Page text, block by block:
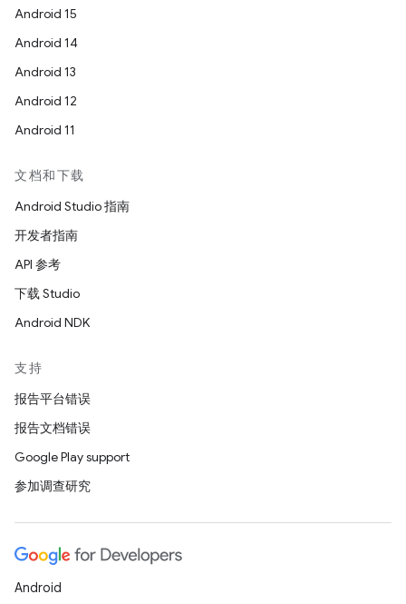
Android 15
Android 14
Android 13
Android 12
Android 11
文档和下载
Android Studio 指南
开发者指南
API 参考
下载 Studio
Android NDK
支持
报告平台错误
报告文档错误
Google Play support
参加调查研究
Android